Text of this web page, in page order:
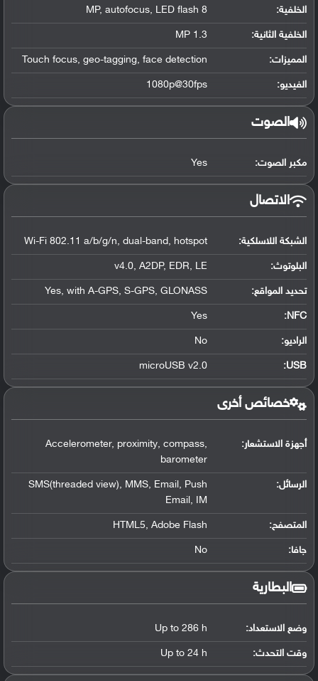
الخلفية: 8 MP, autofocus, LED flash
الخلفية الثانية: 1.3 MP
المميزات: Touch focus, geo-tagging, face detection
الفيديو: 1080p@30fps
الصوت
مكبر الصوت: Yes
الاتصال
الشبكة اللاسلكية: Wi-Fi 802.11 a/b/g/n, dual-band, hotspot
البلوتوث:
v4.0, A2DP, EDR, LE
تحديد المواقع:
Yes, with A-GPS, S-GPS, GLONASS
NFC
:
Yes
الراديو: No
USB
:
microUSB v2.0
خصائص أخرى
أجهزة الاستشعار:
Accelerometer, proximity, compass,
barometer
الرسائل:
SMS(threaded view), MMS, Email, Push
Email, IM
المتصفح: HTML5, Adobe Flash
جافا: No
البطارية
وضع الاستعداد: Up to 286 h
وقت التحدث: Up to 24 h